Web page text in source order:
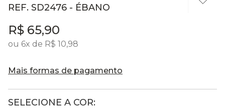
REF. SD2476 - ÉBANO
R$ 65,90
ou 6x de R$ 10,98
Mais formas de pagamento